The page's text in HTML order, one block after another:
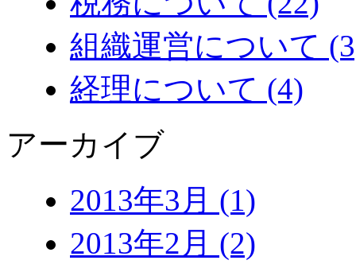
組織運営について
経理について (4)
アーカイブ
2013年3月 (1)
2013年2月 (2)